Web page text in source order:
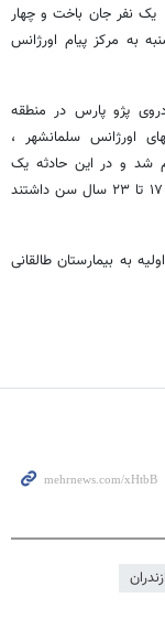
یک نفر جان باخت و چهار
به مرکز پیام اورژانس
پژو پارس در منطقه
اورژانس سلمانشهر ،
شد و در این حادثه یک
جوان ۲۰ ساله در دم جان باخت و چهار مرد دیگر که از ۱۷ تا ۲۳ سال سن داشتند
به بیمارستان طالقانی